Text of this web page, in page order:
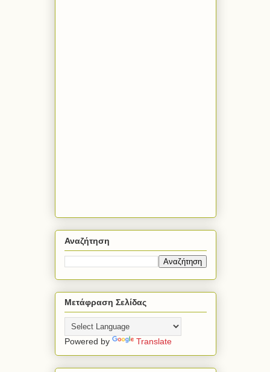
Αναζήτηση
Μετάφραση Σελίδας
Powered by Translate